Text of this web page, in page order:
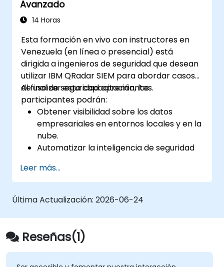
Avanzado
14 Horas
Esta formación en vivo con instructores en
Venezuela (en línea o presencial) está
dirigida a ingenieros de seguridad que desean
utilizar IBM QRadar SIEM para abordar casos
de uso de seguridad apremiantes.
Al finalizar esta capacitación, los
participantes podrán:
Obtener visibilidad sobre los datos
empresariales en entornos locales y en la
nube.
Automatizar la inteligencia de seguridad
Detectar, identificar y priorizar amenazas.
Leer más...
Última Actualización: 2026-06-24
Reseñas(1)